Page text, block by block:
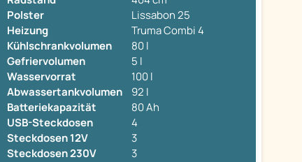
Polster
Lissabon 25
Heizung
Truma Combi 4
Kühlschrankvolumen
80 l
Gefriervolumen
5 l
Wasservorrat
100 l
Abwassertankvolumen
92 l
Batteriekapazität
80 Ah
USB-Steckdosen
4
Steckdosen 12V
3
Steckdosen 230V
3